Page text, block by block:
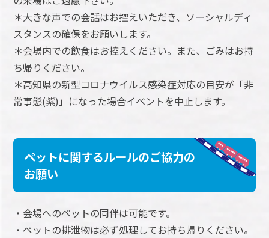
＊大きな声での会話はお控えいただき、ソーシャルディ
スタンスの確保をお願いします。
＊会場内での飲食はお控えください。また、ごみはお持
ち帰りください。
＊高知県の新型コロナウイルス感染症対応の目安が「非
常事態(紫)」になった場合イベントを中止します。
ペットに関するルールのご協力の
お願い
・会場へのペットの同伴は可能です。
・ペットの排泄物は必ず処理してお持ち帰りください。